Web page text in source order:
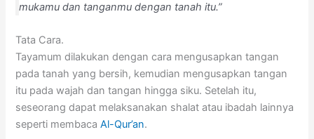
mukamu dan tanganmu dengan tanah itu.”
Tata Cara.
Tayamum dilakukan dengan cara mengusapkan tangan
pada tanah yang bersih, kemudian mengusapkan tangan
itu pada wajah dan tangan hingga siku. Setelah itu,
seseorang dapat melaksanakan shalat atau ibadah lainnya
seperti membacaAl-Qur’an.